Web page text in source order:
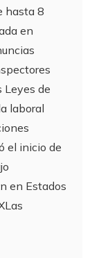
hasta 8
en
Leyes de
laboral
el inicio de
en Estados